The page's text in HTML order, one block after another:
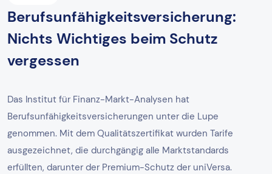
Berufsunfähigkeitsversicherung:
Nichts Wichtiges beim Schutz
vergessen
Das Institut für Finanz-Markt-Analysen hat
Berufsunfähigkeitsversicherungen unter die Lupe
genommen. Mit dem Qualitätszertifikat wurden Tarife
ausgezeichnet, die durchgängig alle Marktstandards
erfüllten, darunter der Premium-Schutz der uniVersa.